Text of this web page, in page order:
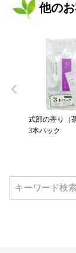
他の
式部の香り（
3本パック